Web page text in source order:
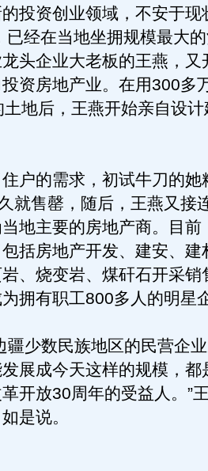
投资创业领域，不安于现
已经在当地坐拥规模最大
头企业大老板的王燕，又
资房地产业。在用300多
地后，王燕开始亲自设
的需求，初试牛刀的她
就售罄，随后，王燕又接
地主要的房地产商。目前
括房地产开发、建安、建
、烧变岩、煤矸石开采销
拥有职工800多人的明星
少数民族地区的民营企业
展成今天这样的规模，都
开放30周年的受益人。”
是说。